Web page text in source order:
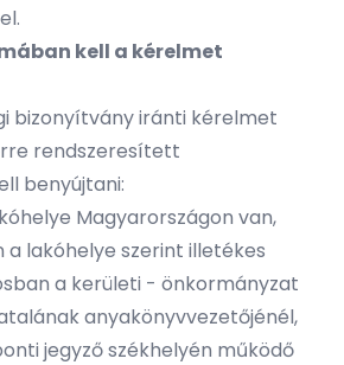
kell a kérelmet
bizonyítvány iránti kérelmet
rendszeresített
benyújtani:
Magyarországon van,
a lakóhelye szerint illetékes
a kerületi - önkormányzat
anyakönyvvezetőjénél,
jegyző székhelyén működő